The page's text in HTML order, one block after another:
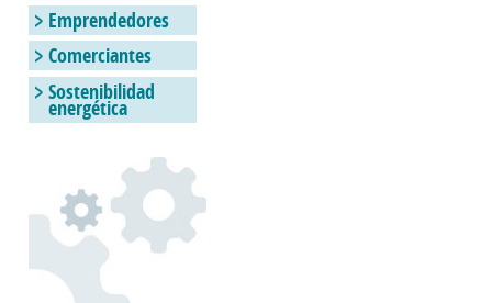
Emprendedores
Comerciantes
Sostenibilidad
energética